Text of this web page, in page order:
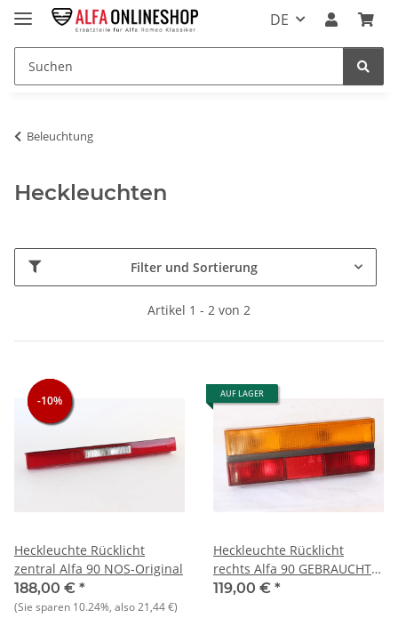
DE
Beleuchtung
Heckleuchten
Filter und Sortierung
Artikel 1 - 2 von 2
-10%
-10%
-10%
Heckleuchte Rücklicht
zentral Alfa 90 NOS-Original
188,00 € *
(Sie sparen 10.24%, also21,44 €)
AUF LAGER
Heckleuchte Rücklicht
rechts Alfa 90 GEBRAUCHT
BESCHÄDIGT
119,00 € *